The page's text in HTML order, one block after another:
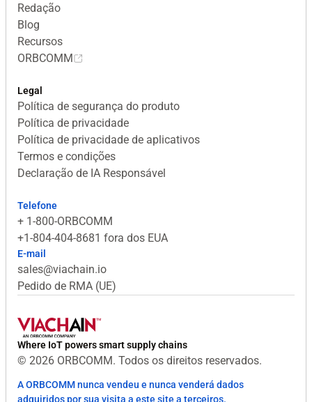
Redação
Blog
Recursos
ORBCOMM
Legal
Política de segurança do produto
Política de privacidade
Política de privacidade de aplicativos
Termos e condições
Declaração de IA Responsável
Telefone
+ 1-800-ORBCOMM
+1-804-404-8681 fora dos EUA
E-mail
sales@viachain.io
Pedido de RMA (UE)
Where IoT powers smart supply chains
© 2026 ORBCOMM. Todos os direitos reservados.
A ORBCOMM nunca vendeu e nunca venderá dados
adquiridos por sua visita a este site a terceiros.